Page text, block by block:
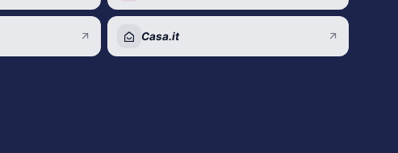
Casa.it